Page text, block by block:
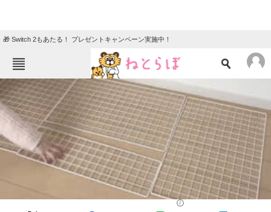
🎁 Switch 2もあたる！ プレゼントキャンペーン実施中！
ねとらぼメニュー
TOP ニュース
エンタメ クイズ
グルメ 地域
教育・育児
リサーチ